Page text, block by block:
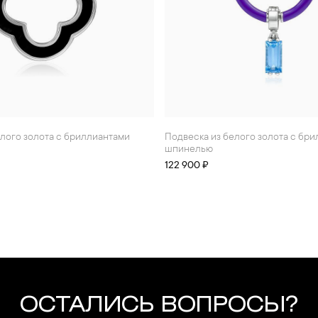
золота с бриллиантами
Подвеска из белого золота с бриллиантом и
шпинелью
122 900 ₽
ОСТАЛИСЬ ВОПРОСЫ?